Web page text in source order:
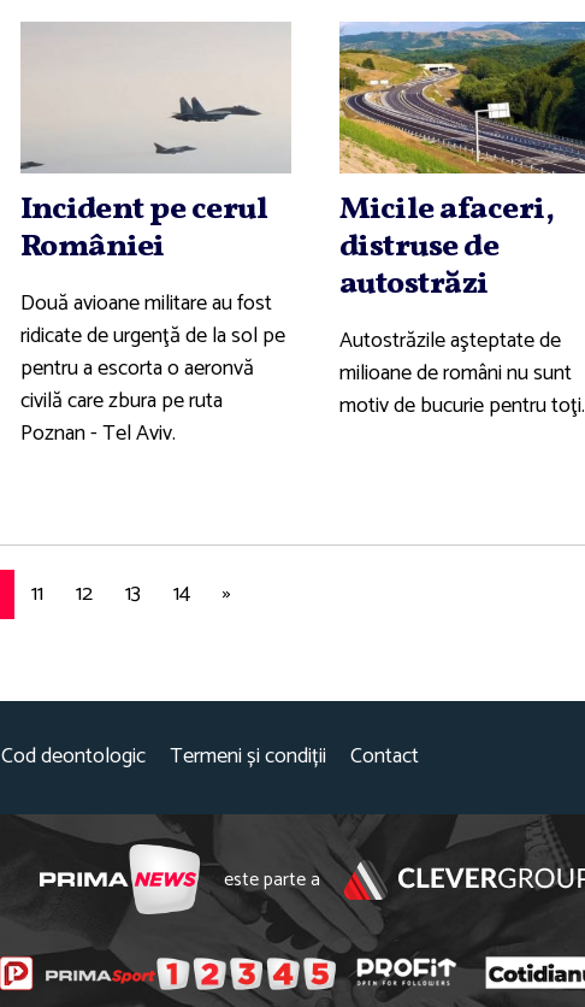
Incident pe cerul
României
Două avioane militare au fost
ridicate de urgenţă de la sol pe
pentru a escorta o aeronvă
civilă care zbura pe ruta
Poznan - Tel Aviv.
Micile afaceri,
distruse de
autostrăzi
Autostrăzile aşteptate de
milioane de români nu sunt
motiv de bucurie pentru toţi.
11 12 13 14 »
Cod deontologic Termeni și condiții Contact
este parte a